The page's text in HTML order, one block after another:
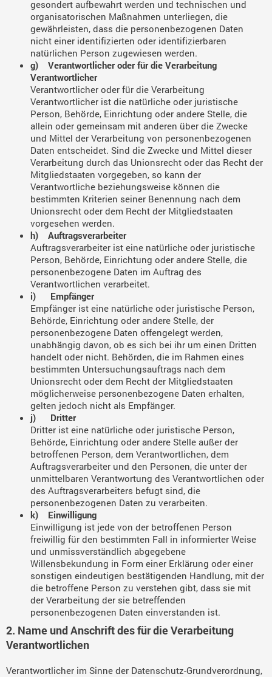
gesondert aufbewahrt werden und technischen und
organisatorischen Maßnahmen unterliegen, die
gewährleisten, dass die personenbezogenen Daten
nicht einer identifizierten oder identifizierbaren
natürlichen Person zugewiesen werden.
g) Verantwortlicher oder für die Verarbeitung
Verantwortlicher
Verantwortlicher oder für die Verarbeitung
Verantwortlicher ist die natürliche oder juristische
Person, Behörde, Einrichtung oder andere Stelle, die
allein oder gemeinsam mit anderen über die Zwecke
und Mittel der Verarbeitung von personenbezogenen
Daten entscheidet. Sind die Zwecke und Mittel dieser
Verarbeitung durch das Unionsrecht oder das Recht der
Mitgliedstaaten vorgegeben, so kann der
Verantwortliche beziehungsweise können die
bestimmten Kriterien seiner Benennung nach dem
Unionsrecht oder dem Recht der Mitgliedstaaten
vorgesehen werden.
h) Auftragsverarbeiter
Auftragsverarbeiter ist eine natürliche oder juristische
Person, Behörde, Einrichtung oder andere Stelle, die
personenbezogene Daten im Auftrag des
Verantwortlichen verarbeitet.
i) Empfänger
Empfänger ist eine natürliche oder juristische Person,
Behörde, Einrichtung oder andere Stelle, der
personenbezogene Daten offengelegt werden,
unabhängig davon, ob es sich bei ihr um einen Dritten
handelt oder nicht. Behörden, die im Rahmen eines
bestimmten Untersuchungsauftrags nach dem
Unionsrecht oder dem Recht der Mitgliedstaaten
möglicherweise personenbezogene Daten erhalten,
gelten jedoch nicht als Empfänger.
j) Dritter
Dritter ist eine natürliche oder juristische Person,
Behörde, Einrichtung oder andere Stelle außer der
betroffenen Person, dem Verantwortlichen, dem
Auftragsverarbeiter und den Personen, die unter der
unmittelbaren Verantwortung des Verantwortlichen oder
des Auftragsverarbeiters befugt sind, die
personenbezogenen Daten zu verarbeiten.
k) Einwilligung
Einwilligung ist jede von der betroffenen Person
freiwillig für den bestimmten Fall in informierter Weise
und unmissverständlich abgegebene
Willensbekundung in Form einer Erklärung oder einer
sonstigen eindeutigen bestätigenden Handlung, mit der
die betroffene Person zu verstehen gibt, dass sie mit
der Verarbeitung der sie betreffenden
personenbezogenen Daten einverstanden ist.
2. Name und Anschrift des für die Verarbeitung
Verantwortlichen
Verantwortlicher im Sinne der Datenschutz-Grundverordnung,